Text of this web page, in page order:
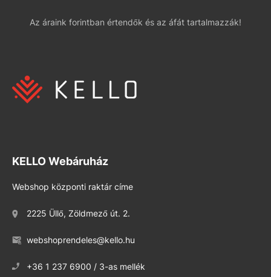
Az áraink forintban értendők és az áfát tartalmazzák!
KELLO Webáruház
Webshop központi raktár címe
2225 Üllő, Zöldmező út. 2.
webshoprendeles@kello.hu
+36 1 237 6900 / 3-as mellék